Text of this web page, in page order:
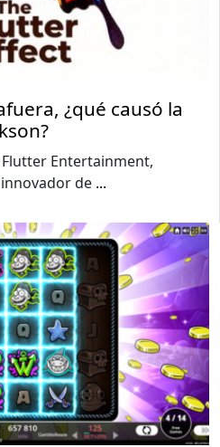
¿qué causó la
Flutter Entertainment,
de ...